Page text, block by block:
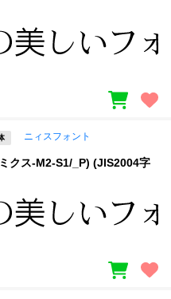
ニィスフォント
クス-M2-S1/_P) (JIS2004字